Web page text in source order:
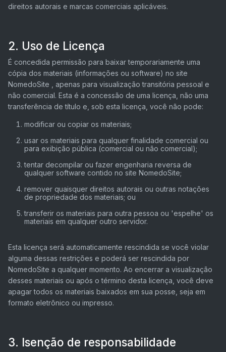
direitos autorais e marcas comerciais aplicáveis.
2. Uso de Licença
É concedida permissão para baixar temporariamente uma
cópia dos materiais (informações ou software) no site
NomedoSite , apenas para visualização transitória pessoal e
não comercial. Esta é a concessão de uma licença, não uma
transferência de título e, sob esta licença, você não pode:
modificar ou copiar os materiais;
usar os materiais para qualquer finalidade comercial ou
para exibição pública (comercial ou não comercial);
tentar decompilar ou fazer engenharia reversa de
qualquer software contido no site NomedoSite;
remover quaisquer direitos autorais ou outras notações
de propriedade dos materiais; ou
transferir os materiais para outra pessoa ou 'espelhe' os
materiais em qualquer outro servidor.
Esta licença será automaticamente rescindida se você violar
alguma dessas restrições e poderá ser rescindida por
NomedoSite a qualquer momento. Ao encerrar a visualização
desses materiais ou após o término desta licença, você deve
apagar todos os materiais baixados em sua posse, seja em
formato eletrônico ou impresso.
3. Isenção de responsabilidade